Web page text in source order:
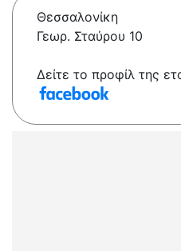
Θεσσαλονίκη
Γεωρ. Σταύρου 10
Δείτε το προφίλ της